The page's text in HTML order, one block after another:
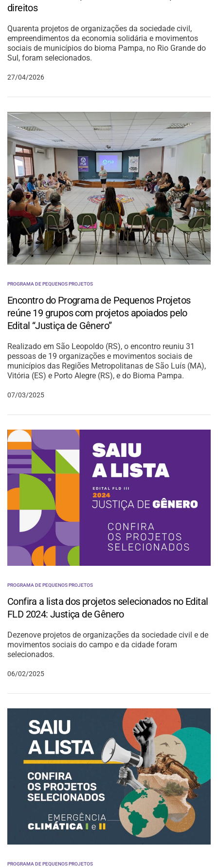
direitos
Quarenta projetos de organizações da sociedade civil,
empreendimentos da economia solidária e movimentos
sociais de municípios do bioma Pampa, no Rio Grande do
Sul, foram selecionados.
27/04/2026
PROGRAMA DE PEQUENOS PROJETOS
Encontro do Programa de Pequenos Projetos
reúne 19 grupos com projetos apoiados pelo
Edital “Justiça de Gênero”
Realizado em São Leopoldo (RS), o encontro reuniu 31
pessoas de 19 organizações e movimentos sociais de
municípios das Regiões Metropolitanas de São Luís (MA),
Vitória (ES) e Porto Alegre (RS), e do Bioma Pampa.
07/03/2025
PROGRAMA DE PEQUENOS PROJETOS
Confira a lista dos projetos selecionados no Edital
FLD 2024: Justiça de Gênero
Dezenove projetos de organizações da sociedade civil e de
movimentos sociais do campo e da cidade foram
selecionados.
06/02/2025
PROGRAMA DE PEQUENOS PROJETOS